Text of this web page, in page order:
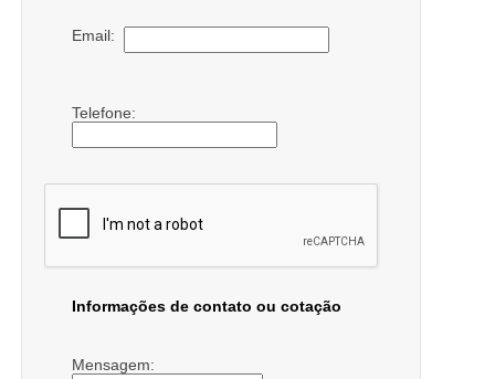
Email:
Telefone:
Informações de contato ou cotação
Mensagem: